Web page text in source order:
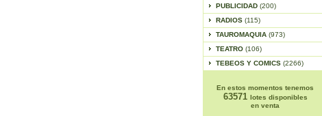
PUBLICIDAD (200)
RADIOS (115)
TAUROMAQUIA (973)
TEATRO (106)
TEBEOS Y COMICS (2266)
En estos momentos tenemos
63571 lotes disponibles
en venta